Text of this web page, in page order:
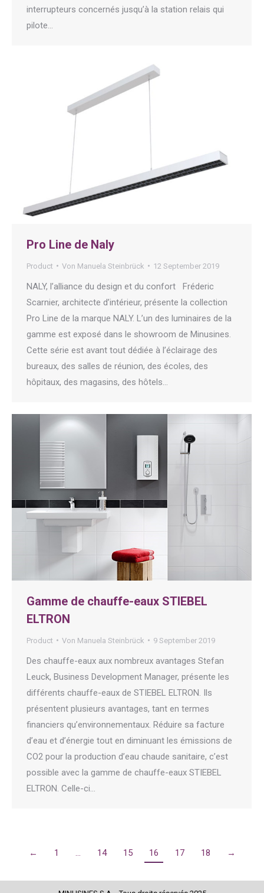
interrupteurs concernés jusqu’à la station relais qui
pilote…
Pro Line de Naly
Product Von Manuela Steinbrück 12 September 2019
NALY, l’alliance du design et du confort Fréderic
Scarnier, architecte d’intérieur, présente la collection
Pro Line de la marque NALY. L’un des luminaires de la
gamme est exposé dans le showroom de Minusines.
Cette série est avant tout dédiée à l’éclairage des
bureaux, des salles de réunion, des écoles, des
hôpitaux, des magasins, des hôtels…
Gamme de chauffe-eaux STIEBEL
ELTRON
Product Von Manuela Steinbrück 9 September 2019
Des chauffe-eaux aux nombreux avantages Stefan
Leuck, Business Development Manager, présente les
différents chauffe-eaux de STIEBEL ELTRON. Ils
présentent plusieurs avantages, tant en termes
financiers qu’environnementaux. Réduire sa facture
d’eau et d’énergie tout en diminuant les émissions de
CO2 pour la production d’eau chaude sanitaire, c’est
possible avec la gamme de chauffe-eaux STIEBEL
ELTRON. Celle-ci…
← 1 … 14 15 16 17 18 →